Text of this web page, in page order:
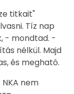
titkait"
Tíz nap
- mondtad. -
nélkül. Majd
és megható.
nem